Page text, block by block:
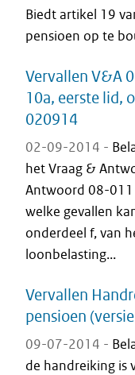
Biedt artikel 19
pensioen op te
Vervallen V&A
10a, eerste lid,
020914
02-09-2014 -
het Vraag &
Antwoord 08-011
welke gevallen
onderdeel f, van
loonbelasting...
Vervallen
pensioen
09-07-2014 -
de handreiking is